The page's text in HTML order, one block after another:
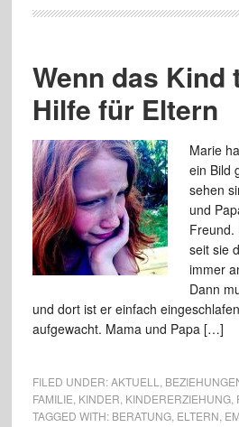
Wenn das Kind
Hilfe für Eltern
Marie
ein Bild
sehen
und
Freund.
seit sie
immer
Dann
und dort ist er einfach
aufgewacht. Mama und Papa […]
FILED UNDER:AKTUELL
FAMILIE KINDER KINDERERZIEHUNG,
TAGGED WITH: BERATUNG, ELTERN